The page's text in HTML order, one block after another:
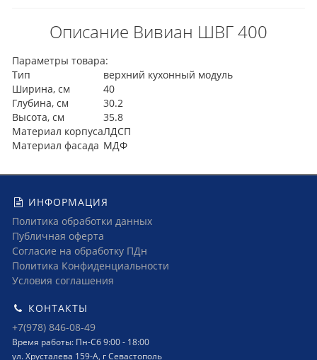
Описание Вивиан ШВГ 400
Параметры товара:
Тип
верхний кухонный модуль
Ширина, см
40
Глубина, см
30.2
Высота, см
35.8
Материал корпусаЛДСП
Материал фасада МДФ
ИНФОРМАЦИЯ
Политика обработки данных
Публичная оферта
Согласие на обработку ПДн
Политика Конфиденциальности
Условия соглашения
КОНТАКТЫ
+7(978) 846-08-49
Время работы: Пн-Сб 9:00 - 18:00
ул. Хрусталева 159-А, г Севастополь